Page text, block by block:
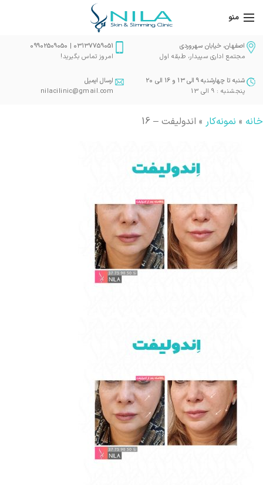
منو
اصفهان، خیابان سهروردی
مجتمع اداری سپیدار، طبقه اول
03137759051 | 09902509050
امروز تماس بگیرید!
شنبه تا چهارشنبه 9 الی 13 و 16 الی 20
پنجشنبه : 9 الی 13
ارسال ایمیل
nilacilinic@gmail.com
خانه » نمونه‌کار » اندولیفت – 16